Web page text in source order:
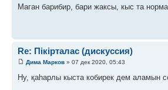
Маган барибир, бари жаксы, кыс та
Re: Пікірталас (дискуссия)
Дима Марков » 07 дек 2020, 05:43
Ну, қаһарлы кыста кобирек дем аламын